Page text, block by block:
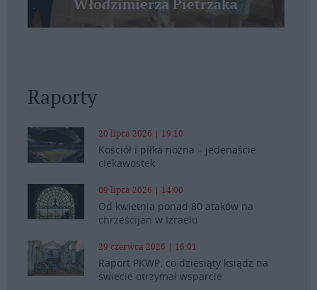
Włodzimierza Pietrzaka
Raporty
20 lipca 2026 | 19:10
Kościół i piłka nożna – jedenaście
ciekawostek
09 lipca 2026 | 14:00
Od kwietnia ponad 80 ataków na
chrześcijan w Izraelu
29 czerwca 2026 | 16:01
Raport PKWP: co dziesiąty ksiądz na
świecie otrzymał wsparcie